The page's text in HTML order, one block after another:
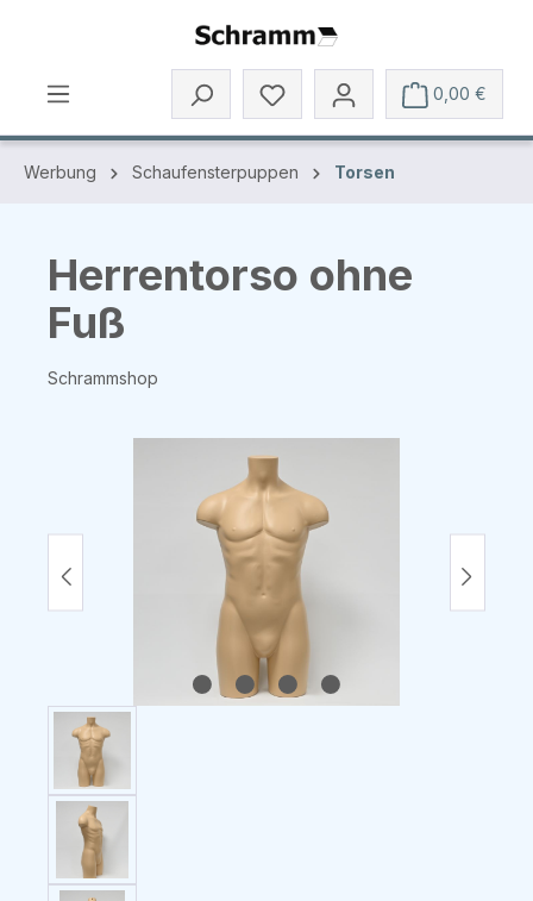
Zum Hauptinhalt springen
0,00 €
Werbung Schaufensterpuppen Torsen
Herrentorso ohne
Fuß
Schrammshop